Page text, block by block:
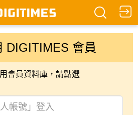
DIGITIMES 會員
會員資料庫，請點選